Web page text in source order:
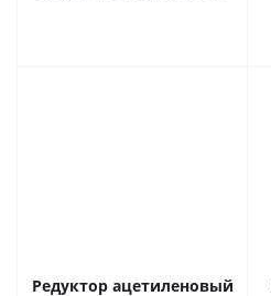
Редуктор ацетиленовый